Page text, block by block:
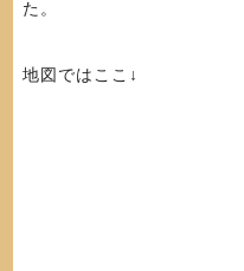
た。
地図ではここ↓